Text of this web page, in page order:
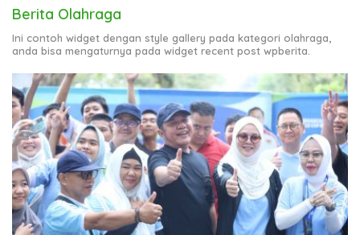
Berita Olahraga
Ini contoh widget dengan style gallery pada kategori olahraga,
anda bisa mengaturnya pada widget recent post wpberita.